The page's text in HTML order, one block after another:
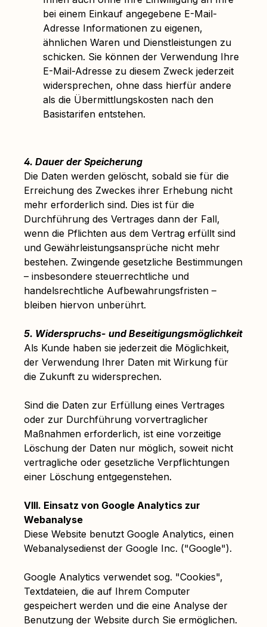
bei einem Einkauf angegebene E-Mail-
Adresse Informationen zu eigenen,
ähnlichen Waren und Dienstleistungen zu
schicken. Sie können der Verwendung Ihre
E-Mail-Adresse zu diesem Zweck jederzeit
widersprechen, ohne dass hierfür andere
als die Übermittlungskosten nach den
Basistarifen entstehen.
4. Dauer der Speicherung
Die Daten werden gelöscht, sobald sie für die
Erreichung des Zweckes ihrer Erhebung nicht
mehr erforderlich sind. Dies ist für die
Durchführung des Vertrages dann der Fall,
wenn die Pflichten aus dem Vertrag erfüllt sind
und Gewährleistungsansprüche nicht mehr
bestehen. Zwingende gesetzliche Bestimmungen
– insbesondere steuerrechtliche und
handelsrechtliche Aufbewahrungsfristen –
bleiben hiervon unberührt.
5. Widerspruchs- und Beseitigungsmöglichkeit
Als Kunde haben sie jederzeit die Möglichkeit,
der Verwendung Ihrer Daten mit Wirkung für
die Zukunft zu widersprechen.
Sind die Daten zur Erfüllung eines Vertrages
oder zur Durchführung vorvertraglicher
Maßnahmen erforderlich, ist eine vorzeitige
Löschung der Daten nur möglich, soweit nicht
vertragliche oder gesetzliche Verpflichtungen
einer Löschung entgegenstehen.
VIII. Einsatz von Google Analytics zur
Webanalyse
Diese Website benutzt Google Analytics, einen
Webanalysedienst der Google Inc. ("Google").
Google Analytics verwendet sog. "Cookies",
Textdateien, die auf Ihrem Computer
gespeichert werden und die eine Analyse der
Benutzung der Website durch Sie ermöglichen.